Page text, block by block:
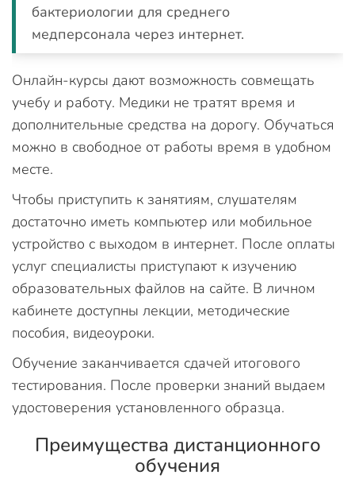
бактериологии для среднего
медперсонала через интернет.
Онлайн-курсы дают возможность совмещать
учебу и работу. Медики не тратят время и
дополнительные средства на дорогу. Обучаться
можно в свободное от работы время в удобном
месте.
Чтобы приступить к занятиям, слушателям
достаточно иметь компьютер или мобильное
устройство с выходом в интернет. После оплаты
услуг специалисты приступают к изучению
образовательных файлов на сайте. В личном
кабинете доступны лекции, методические
пособия, видеоуроки.
Обучение заканчивается сдачей итогового
тестирования. После проверки знаний выдаем
удостоверения установленного образца.
Преимущества дистанционного
обучения